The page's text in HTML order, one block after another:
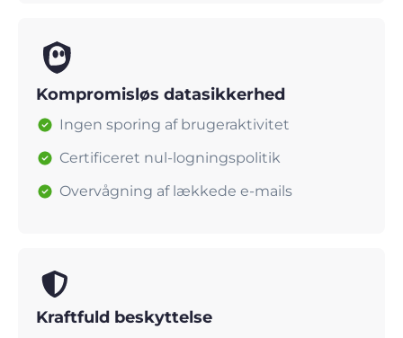
Kompromisløs datasikkerhed
Ingen sporing af brugeraktivitet
Certificeret nul-logningspolitik
Overvågning af lækkede e-mails
Kraftfuld beskyttelse